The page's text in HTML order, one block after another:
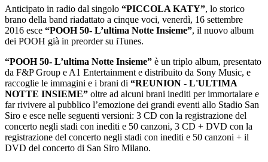
Anticipato in radio dal singolo “PICCOLA KATY”, lo storico
brano della band riadattato a cinque voci, venerdì, 16 settembre
2016 esce “POOH 50- L’ultima Notte Insieme”, il nuovo album
dei POOH già in preorder su iTunes.
“POOH 50- L’ultima Notte Insieme” è un triplo album, presentato
da F&P Group e A1 Entertainment e distribuito da Sony Music, e
raccoglie le immagini e i brani di “REUNION - L'ULTIMA
NOTTE INSIEME” oltre ad alcuni brani inediti per immortalare e
far rivivere al pubblico l’emozione dei grandi eventi allo Stadio San
Siro e esce nelle seguenti versioni: 3 CD con la registrazione del
concerto negli stadi con inediti e 50 canzoni, 3 CD + DVD con la
registrazione del concerto negli stadi con inediti e 50 canzoni + il
DVD del concerto di San Siro Milano.